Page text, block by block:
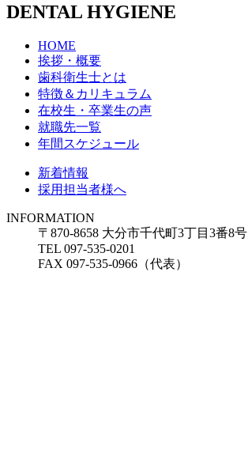
DENTAL HYGIENE
HOME
挨拶・概要
歯科衛生士とは
特徴＆カリキュラム
在校生・卒業生の声
就職先一覧
年間スケジュール
新着情報
採用担当者様へ
INFORMATION
〒870-8658 大分市千代町3丁目3番8号
TEL 097-535-0201
FAX 097-535-0966（代表）